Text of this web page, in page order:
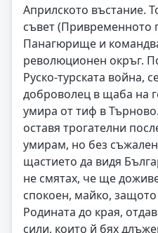
Априлското въстание.
съвет (Привременното
Панагюрище и
революционен окръг.
Руско-турската война,
доброволец в щаба на
умира от тиф в
оставя трогателни
умирам, но без
щастието да видя
не смятах, че ще
спокоен, майко,
Родината до края,
сили, които й бях